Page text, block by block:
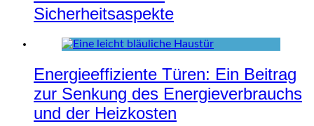
Sicherheitsaspekte
Energieeffiziente Türen: Ein Beitrag
zur Senkung des Energieverbrauchs
und der Heizkosten